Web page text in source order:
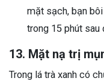
mặt sạch, bạn
trong 15 phút
13. Mặt nạ trị
Trong lá trà xanh có